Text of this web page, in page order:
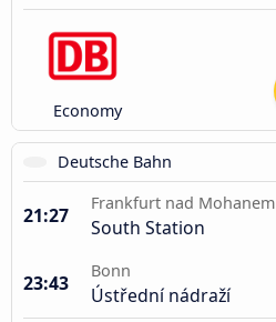
Economy
Deutsche Bahn
21:27
Frankfurt nad Mohanem
South Station
23:43
Bonn
Ústřední nádraží